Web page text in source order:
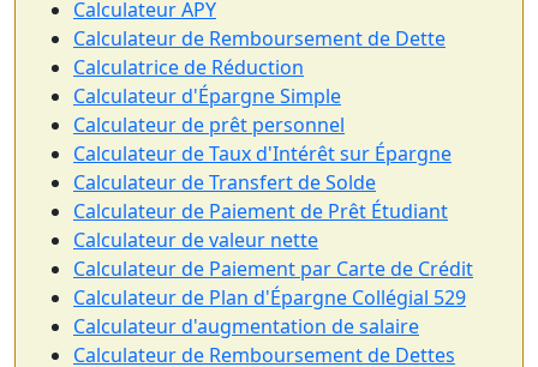
Calculateur APY
Calculateur de Remboursement de Dette
Calculatrice de Réduction
Calculateur d'Épargne Simple
Calculateur de prêt personnel
Calculateur de Taux d'Intérêt sur Épargne
Calculateur de Transfert de Solde
Calculateur de Paiement de Prêt Étudiant
Calculateur de valeur nette
Calculateur de Paiement par Carte de Crédit
Calculateur de Plan d'Épargne Collégial 529
Calculateur d'augmentation de salaire
Calculateur de Remboursement de Dettes